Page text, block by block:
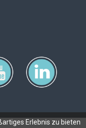
Erlebnis zu bieten